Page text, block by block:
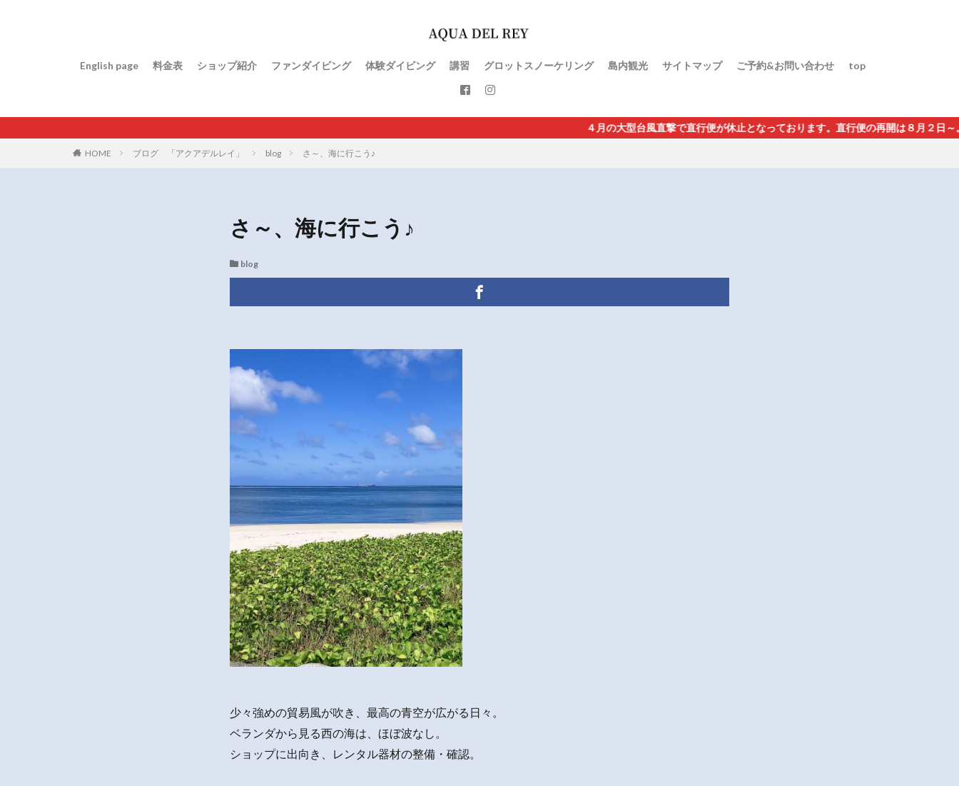
English page 料金表 ショップ紹介 ファンダイビング 体験ダイビング 講習 グロットスノーケリング 島内観光 サイトマップ ご予約&お問い合わせ top
４月の大型台風直撃で直行便が休止となっております。直行便の再開は８月２日～。グァム経由・
HOME ブログ 「アクアデルレイ」 blog さ～、海に行こう♪
さ～、海に行こう♪
blog
少々強めの貿易風が吹き、最高の青空が広がる日々。
ベランダから見る西の海は、ほぼ波なし。
ショップに出向き、レンタル器材の整備・確認。